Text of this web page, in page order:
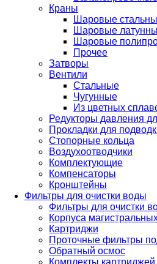
Краны
Шаровые
Шаровые
Шаровые
Прочее
Затворы
Вентили
Стальные
Чугунные
Из цветных
Редукторы давления
Прокладки для
Стопорные кольца
Воздухоотводчики
Комплектующие
Компенсаторы
Кронштейны
Фильтры для очистки воды
Фильтры для очистки
Корпуса
Картриджи
Проточные фильтры
Обратный осмос